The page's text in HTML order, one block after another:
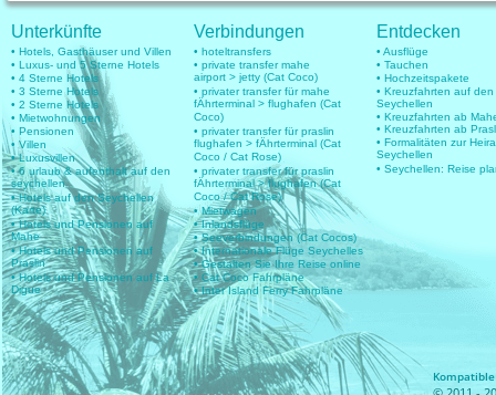
Unterkünfte
• Hotels, Gasthäuser und Villen
• Luxus- und 5 Sterne Hotels
• 4 Sterne Hotels
• 3 Sterne Hotels
• 2 Sterne Hotels
• Mietwohnungen
• Pensionen
• Villen
• Luxusvillen
• 6 urlaub & aufenthalt auf den
seychellen
• Hotels auf den Seychellen
(Karte)
• Hotels und Pensionen auf
Mahe
• Hotels und Pensionen auf
Praslin
• Hotels und Pensionen auf La
Digue
Verbindungen
• hoteltransfers
• private transfer mahe
airport > jetty (Cat Coco)
• privater transfer für mahe
fÄhrterminal > flughafen (Cat
Coco)
• privater transfer für praslin
flughafen > fÄhrterminal (Cat
Coco / Cat Rose)
• privater transfer für praslin
fÄhrterminal > flughafen (Cat
Coco / Cat Rose)
• Mietwagen
• Inlandsflüge
• Seeverbindungen (Cat Cocos)
• Internationale Flüge Seychelles
• Gestalten Sie Ihre Reise online
• Cat Coco Fahrpläne
• Inter Island Ferry Fahrpläne
Entdecken
• Ausflüge
• Tauchen
• Hochzeitspakete
• Kreuzfahrten auf den
Seychellen
• Kreuzfahrten ab
• Kreuzfahrten ab
• Formalitäten zur
Seychellen
• Seychellen: Reise